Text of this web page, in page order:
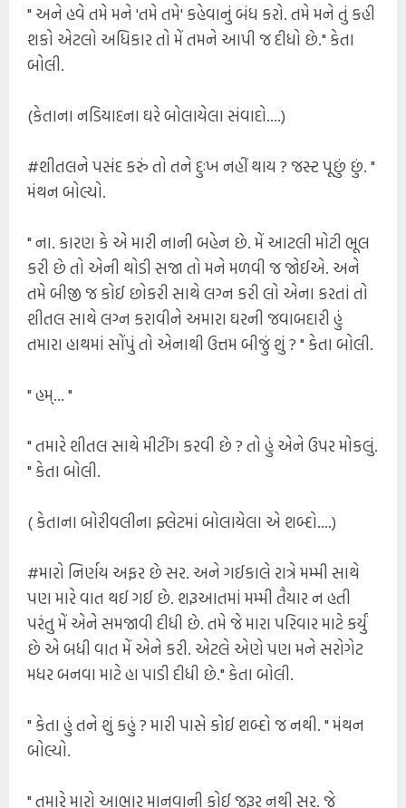
" અને હવે તમે મને 'તમે તમે' કહેવાનું બંધ કરો. તમે મને તું કહી
શકો એટલો અધિકાર તો મેં તમને આપી જ દીધો છે." કેતા
બોલી.
(કેતાના નડિયાદના ઘરે બોલાયેલા સંવાદો....)
#શીતલને પસંદ કરું તો તને દુઃખ નહીં થાય ? જસ્ટ પૂછું છું. "
મંથન બોલ્યો.
" ના. કારણ કે એ મારી નાની બહેન છે. મેં આટલી મોટી ભૂલ
કરી છે તો એની થોડી સજા તો મને મળવી જ જોઈએ. અને
તમે બીજી જ કોઈ છોકરી સાથે લગ્ન કરી લો એના કરતાં તો
શીતલ સાથે લગ્ન કરાવીને અમારા ઘરની જવાબદારી હું
તમારા હાથમાં સોંપું તો એનાથી ઉત્તમ બીજું શું ? " કેતા બોલી.
" હમ્... "
" તમારે શીતલ સાથે મીટીંગ કરવી છે ? તો હું એને ઉપર મોકલું.
" કેતા બોલી.
( કેતાના બોરીવલીના ફ્લેટમાં બોલાયેલા એ શબ્દો....)
#મારો નિર્ણય અફર છે સર. અને ગઈકાલે રાત્રે મમ્મી સાથે
પણ મારે વાત થઈ ગઈ છે. શરૂઆતમાં મમ્મી તૈયાર ન હતી
પરંતુ મેં એને સમજાવી દીધી છે. તમે જે મારા પરિવાર માટે કર્યું
છે એ બધી વાત મેં એને કરી. એટલે એણે પણ મને સરોગેટ
મધર બનવા માટે હા પાડી દીધી છે." કેતા બોલી.
" કેતા હું તને શું કહું ? મારી પાસે કોઈ શબ્દો જ નથી. " મંથન
બોલ્યો.
" તમારે મારો આભાર માનવાની કોઈ જરૂર નથી સર. જે